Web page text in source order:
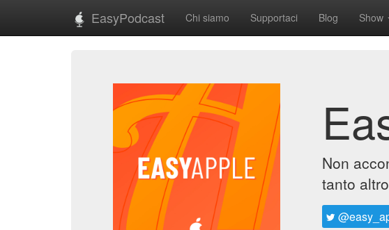
EasyPodcast Chi siamo Supportaci Blog Show
Non
tanto